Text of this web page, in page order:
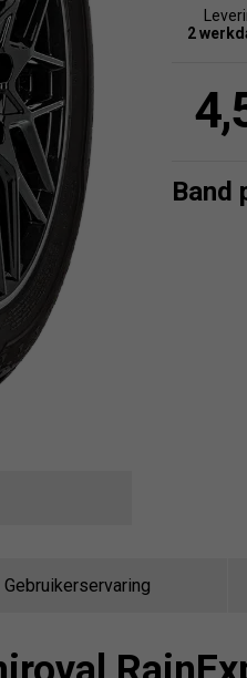
2
Band
Gebruikerservaring